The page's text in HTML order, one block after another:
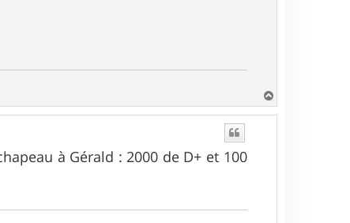
a
à Gérald : 2000 de D+ et 100